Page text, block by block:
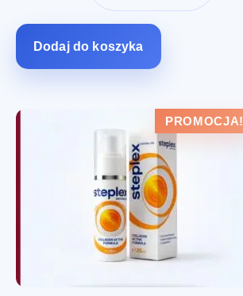
wynosiła:
Dodaj do koszyka
PROMOCJA!